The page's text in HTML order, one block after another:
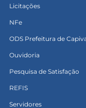
Licitações
NFe
ODS Prefeitura de
Ouvidoria
Pesquisa de Satisfação
REFIS
Servidores